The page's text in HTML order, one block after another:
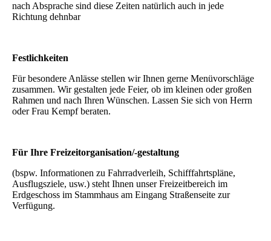
nach Absprache sind diese Zeiten natürlich auch in jede
Richtung dehnbar
Festlichkeiten
Für besondere Anlässe stellen wir Ihnen gerne Menüvorschläge
zusammen. Wir gestalten jede Feier, ob im kleinen oder großen
Rahmen und nach Ihren Wünschen. Lassen Sie sich von Herrn
oder Frau Kempf beraten.
Für Ihre Freizeitorganisation/-gestaltung
(bspw. Informationen zu Fahrradverleih, Schifffahrtspläne,
Ausflugsziele, usw.) steht Ihnen unser Freizeitbereich im
Erdgeschoss im Stammhaus am Eingang Straßenseite zur
Verfügung.